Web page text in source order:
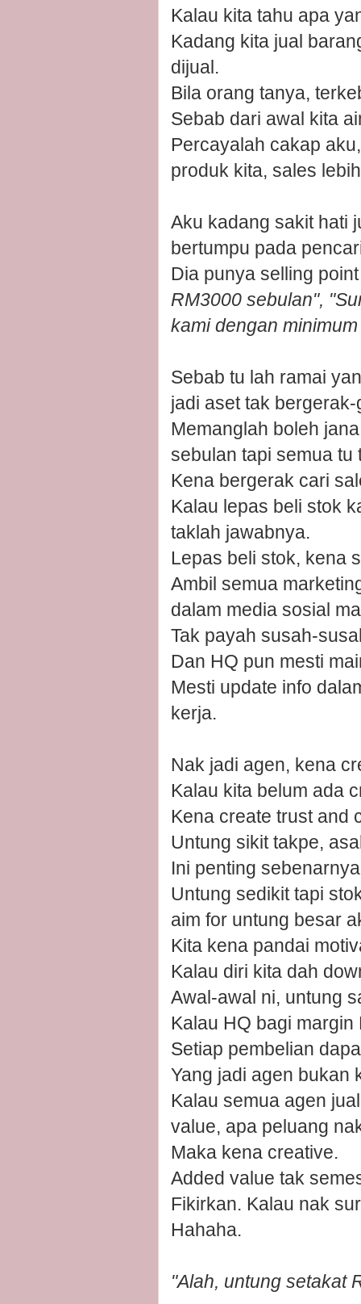
Kalau kita tahu apa
Kadang kita jual
dijual.
Bila orang tanya,
Sebab dari awal kita
Percayalah cakap
produk kita, sales
Aku kadang sakit hati
bertumpu pada
Dia punya selling
RM3000 sebulan",
kami dengan
Sebab tu lah ramai
jadi aset tak
Memanglah boleh
sebulan tapi semua tu
Kena bergerak cari
Kalau lepas beli stok
taklah jawabnya.
Lepas beli stok, kena
Ambil semua
dalam media sosial
Tak payah susah-
Dan HQ pun mesti
Mesti update info
kerja.
Nak jadi agen, kena
Kalau kita belum ada
Kena create trust and
Untung sikit takpe,
Ini penting
Untung sedikit tapi
aim for untung besar
Kita kena pandai
Kalau diri kita dah
Awal-awal ni, untung
Kalau HQ bagi
Setiap pembelian
Yang jadi agen bukan
Kalau semua agen
value, apa peluang
Maka kena creative.
Added value tak
Fikirkan. Kalau nak
Hahaha.
"Alah, untung setakat